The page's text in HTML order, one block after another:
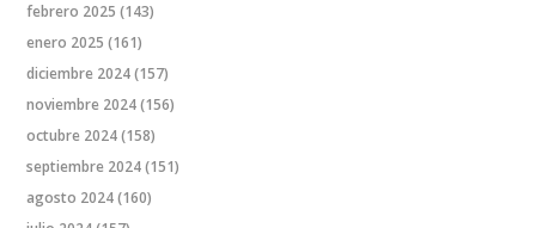
febrero 2025 (143)
enero 2025 (161)
diciembre 2024(157)
noviembre 2024(156)
octubre 2024(158)
septiembre 2024(151)
agosto 2024(160)